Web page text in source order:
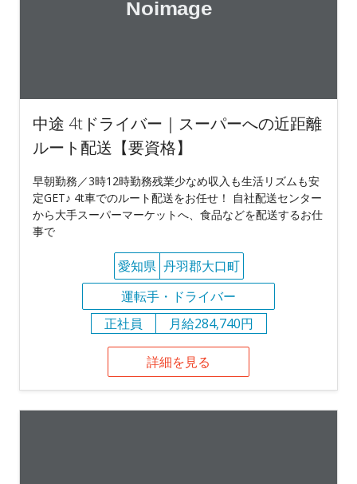
中途 4tドライバー｜スーパーへの近距離
ルート配送【要資格】
早朝勤務／3時12時勤務残業少なめ収入も生活リズムも安
定GET♪ 4t車でのルート配送をお任せ！ 自社配送センター
から大手スーパーマーケットへ、食品などを配送するお仕
事で
愛知県 丹羽郡大口町
運転手・ドライバー
正社員
月給284,740円
詳細を見る